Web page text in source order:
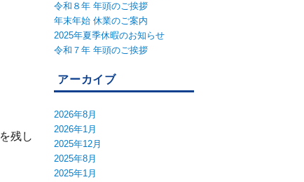
残し
令和８年 年頭のご挨拶
年末年始 休業のご案内
2025年夏季休暇のお知らせ
令和７年 年頭のご挨拶
アーカイブ
2026年8月
2026年1月
2025年12月
2025年8月
2025年1月